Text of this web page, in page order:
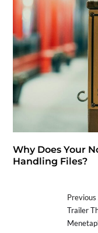
Why Does Your
Handling Files?
Trailer